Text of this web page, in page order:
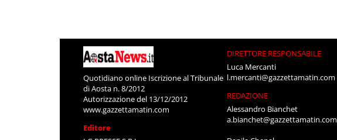
Quotidiano online Iscrizione al Tribunale
di Aosta n. 8/2012
Autorizzazione del 13/12/2012
www.gazzettamatin.com
Editore
DIRETTORE RESPONSABILE
Luca Mercanti
l.mercanti@gazzettamatin.com
REDAZIONE
Alessandro Bianchet
a.bianchet@gazzettamatin.com